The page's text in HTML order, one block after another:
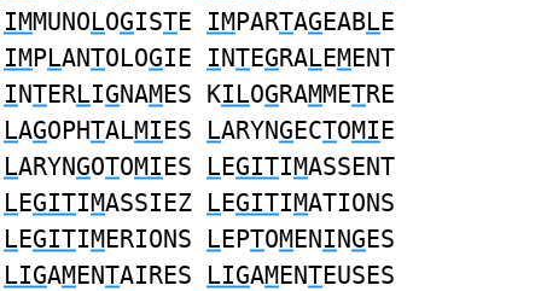
IMMUNOLOGISTE IMPARTAGEABLE
IMPLANTOLOGIE INTEGRALEMENT
INTERLIGNAMES KILOGRAMMETRE
LAGOPHTALMIES LARYNGECTOMIE
LARYNGOTOMIES LEGITIMASSENT
LEGITIMASSIEZ LEGITIMATIONS
LEGITIMERIONS LEPTOMENINGES
LIGAMENTAIRES LIGAMENTEUSES